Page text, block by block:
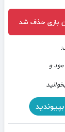
بازی حذف شد
و